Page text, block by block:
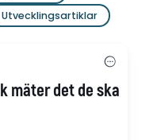
Utvecklingsartiklar
mäter det de ska